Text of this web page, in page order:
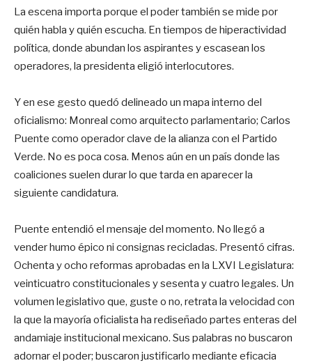
La escena importa porque el poder también se mide por
quién habla y quién escucha. En tiempos de hiperactividad
política, donde abundan los aspirantes y escasean los
operadores, la presidenta eligió interlocutores.
Y en ese gesto quedó delineado un mapa interno del
oficialismo: Monreal como arquitecto parlamentario; Carlos
Puente como operador clave de la alianza con el Partido
Verde. No es poca cosa. Menos aún en un país donde las
coaliciones suelen durar lo que tarda en aparecer la
siguiente candidatura.
Puente entendió el mensaje del momento. No llegó a
vender humo épico ni consignas recicladas. Presentó cifras.
Ochenta y ocho reformas aprobadas en la LXVI Legislatura:
veinticuatro constitucionales y sesenta y cuatro legales. Un
volumen legislativo que, guste o no, retrata la velocidad con
la que la mayoría oficialista ha rediseñado partes enteras del
andamiaje institucional mexicano. Sus palabras no buscaron
adornar el poder; buscaron justificarlo mediante eficacia